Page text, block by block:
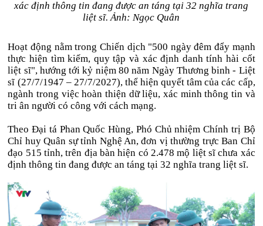
xác định thông tin đang được an táng tại 32 nghĩa trang
liệt sĩ. Ảnh: Ngọc Quân
Hoạt động nằm trong Chiến dịch "500 ngày đêm đẩy mạnh
thực hiện tìm kiếm, quy tập và xác định danh tính hài cốt
liệt sĩ", hướng tới kỷ niệm 80 năm Ngày Thương binh - Liệt
sĩ (27/7/1947 – 27/7/2027), thể hiện quyết tâm của các cấp,
ngành trong việc hoàn thiện dữ liệu, xác minh thông tin và
tri ân người có công với cách mạng.
Theo Đại tá Phan Quốc Hùng, Phó Chủ nhiệm Chính trị Bộ
Chỉ huy Quân sự tỉnh Nghệ An, đơn vị thường trực Ban Chỉ
đạo 515 tỉnh, trên địa bàn hiện có 2.478 mộ liệt sĩ chưa xác
định thông tin đang được an táng tại 32 nghĩa trang liệt sĩ.